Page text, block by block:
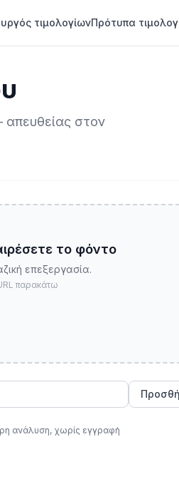
τιμολογίωνΠρότυπα
απευθείας στον
το φόντο
επεξεργασία.
παρακάτω
ανάλυση, χωρίς εγγραφή